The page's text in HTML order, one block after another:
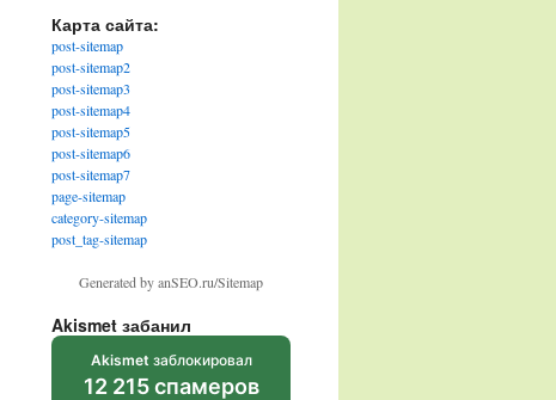
Карта сайта:
post-sitemap
post-sitemap2
post-sitemap3
post-sitemap4
post-sitemap5
post-sitemap6
post-sitemap7
page-sitemap
category-sitemap
post_tag-sitemap
Generated by anSEO.ru/Sitemap
Akismet забанил
Akismet заблокировал
12 215 спамеров